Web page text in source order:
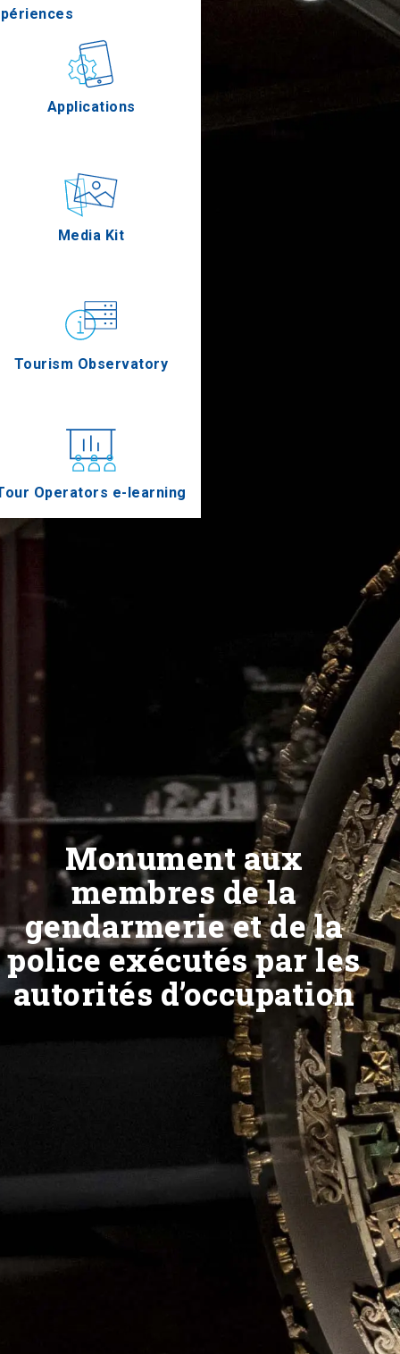
Applications
Media Kit
Tourism Observatory
Operators e-learning
Monument aux
membres de la
gendarmerie et de la
police exécutés par les
autorités d’occupation